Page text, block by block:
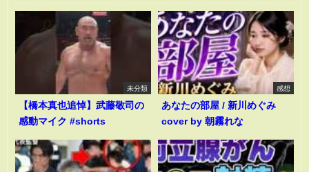
未分類
【橋本真也追悼】武藤敬司の
感動マイク #shorts
感想
あなたの部屋 / 新川めぐみ
cover by 朝霧れな